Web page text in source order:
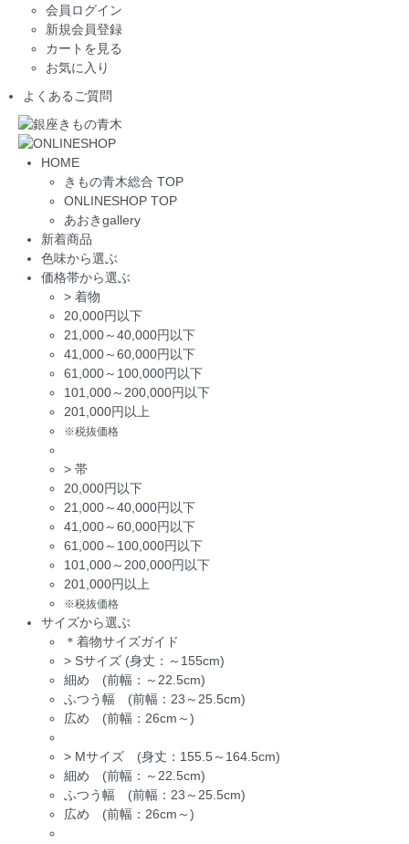
会員ログイン
新規会員登録
カートを見る
お気に入り
よくあるご質問
HOME
きもの青木総合 TOP
ONLINESHOP TOP
あおきgallery
新着商品
色味から選ぶ
価格帯から選ぶ
> 着物
20,000円以下
21,000～40,000円以下
41,000～60,000円以下
61,000～100,000円以下
101,000～200,000円以下
201,000円以上
※税抜価格
> 帯
20,000円以下
21,000～40,000円以下
41,000～60,000円以下
61,000～100,000円以下
101,000～200,000円以下
201,000円以上
※税抜価格
サイズから選ぶ
＊着物サイズガイド
> Sサイズ (身丈：～155cm)
細め (前幅：～22.5cm)
ふつう幅 (前幅：23～25.5cm)
広め (前幅：26cm～)
> Mサイズ (身丈：155.5～164.5cm)
細め (前幅：～22.5cm)
ふつう幅 (前幅：23～25.5cm)
広め (前幅：26cm～)